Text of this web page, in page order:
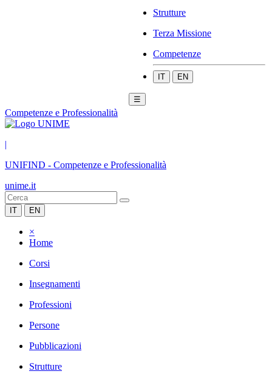
Strutture
Terza Missione
Competenze
IT EN
☰
Competenze e Professionalità
|
UNIFIND - Competenze e Professionalità
unime.it
IT EN
×
Home
Corsi
Insegnamenti
Professioni
Persone
Pubblicazioni
Strutture